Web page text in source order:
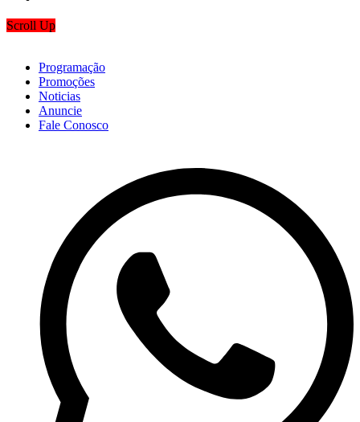
Scroll Up
Programação
Promoções
Noticias
Anuncie
Fale Conosco